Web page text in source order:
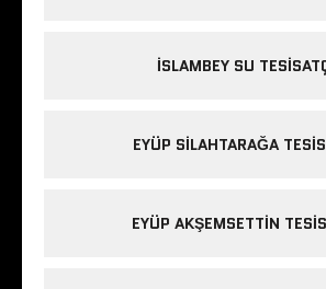
İSLAMBEY SU
EYÜP SILAHTARAĞA
EYÜP AKŞEMSETTIN